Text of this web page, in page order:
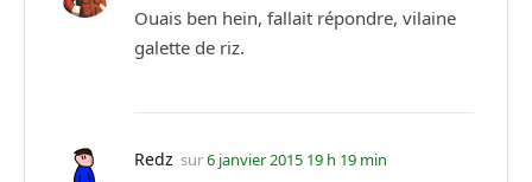
Ouais ben hein, fallait répondre, vilaine
galette de riz.
Redz sur6 janvier 2015 19 h 19 min